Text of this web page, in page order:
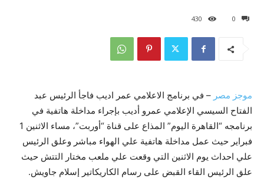
0
430
موجز مصر – في برنامج الاعلامي عمر اديب فاجأ الرئيس عبد
الفتاح السيسي الإعلامي عمرو أديب بإجراء مداخلة هاتفية في
برنامجه “القاهرة اليوم” المذاع على قناة “أوربت”، مساء الاثنين 1
فبراير حيث عمل مداخلة هاتفية علي الهواء مباشر وعلق الرئيس
علي احداث يوم الاثنين التي وقعت علي ملعب مختار التتش حيث
علق الرئيس القاء القبض على رسام الكاريكاتير إسلام جاويش.